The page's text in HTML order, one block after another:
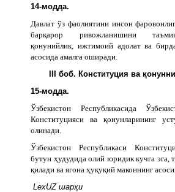
14-модда.
Давлат ўз фаолиятини инсон
барқарор ривожланишини
қонунийлик, ижтимоий адолат ва
асосида амалга оширади.
III боб. Конституция ва
15-модда.
Ўзбекистон Республикасида
Конституцияси ва қонунларининг
олинади.
Ўзбекистон Республикаси
бутун ҳудудида олий юридик кучга эга,
қилади ва ягона ҳуқуқий маконнинг
LexUZ шарҳи